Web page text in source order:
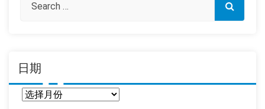
日期